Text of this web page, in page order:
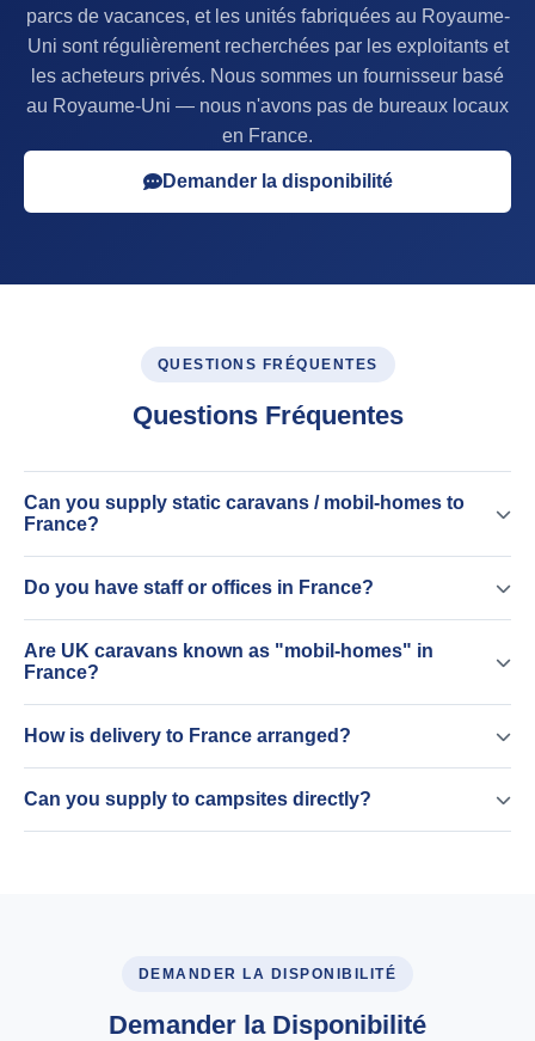
parcs de vacances, et les unités fabriquées au Royaume-
Uni sont régulièrement recherchées par les exploitants et
les acheteurs privés. Nous sommes un fournisseur basé
au Royaume-Uni — nous n'avons pas de bureaux locaux
en France.
Demander la disponibilité
QUESTIONS FRÉQUENTES
Questions Fréquentes
Can you supply static caravans / mobil-homes to
France?
Do you have staff or offices in France?
Are UK caravans known as "mobil-homes" in
France?
How is delivery to France arranged?
Can you supply to campsites directly?
DEMANDER LA DISPONIBILITÉ
Demander la Disponibilité